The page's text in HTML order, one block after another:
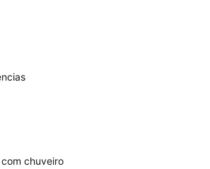
chuveiro